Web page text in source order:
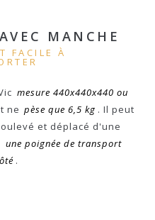
MANCHE
FACILE À
mesure 440x440x440 ou
ne pèse que 6,5 kg . Il peut
et déplacé d'une
une poignée de transport
.